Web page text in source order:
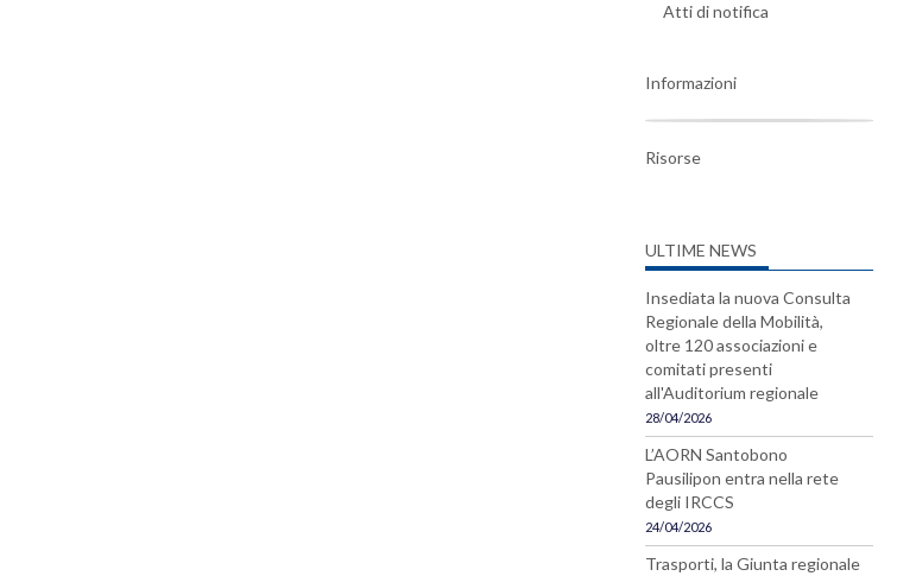
Atti di notifica
Informazioni
Risorse
ULTIME NEWS
Insediata la nuova Consulta
Regionale della Mobilità,
oltre 120 associazioni e
comitati presenti
all'Auditorium regionale
28/04/2026
L’AORN Santobono
Pausilipon entra nella rete
degli IRCCS
24/04/2026
Trasporti, la Giunta regionale